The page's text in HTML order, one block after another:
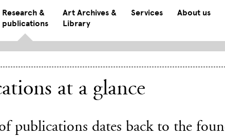
Research &
publications
Art Archives &
Library
Services About us
at a glance
publications dates back to the